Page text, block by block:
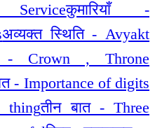
कुमारियाँ -
अव्यक्त स्थिति - Avyakt
Crown , Throne
- Importance of digits
thingतीन बात - Three